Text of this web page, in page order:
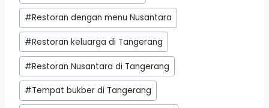
#Restoran dengan menu Nusantara
#Restoran keluarga di Tangerang
#Restoran Nusantara di Tangerang
#Tempat bukber di Tangerang